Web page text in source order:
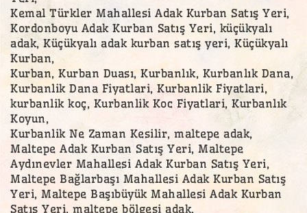
Kemal Türkler Mahallesi Adak Kurban Satış Yeri,
Kordonboyu Adak Kurban Satış Yeri, küçükyalı
adak, Küçükyalı adak kurban satış yeri, Küçükyalı
Kurban,
Kurban, Kurban Duası, Kurbanlık, Kurbanlık Dana,
Kurbanlik Dana Fiyatlari, Kurbanlik Fiyatlari,
kurbanlik koç, Kurbanlik Koc Fiyatlari, Kurbanlık
Koyun,
Kurbanlik Ne Zaman Kesilir, maltepe adak,
Maltepe Adak Kurban Satış Yeri, Maltepe
Aydınevler Mahallesi Adak Kurban Satış Yeri,
Maltepe Bağlarbaşı Mahallesi Adak Kurban Satış
Yeri, Maltepe Başıbüyük Mahallesi Adak Kurban
Satış Yeri, maltepe bölgesi adak,